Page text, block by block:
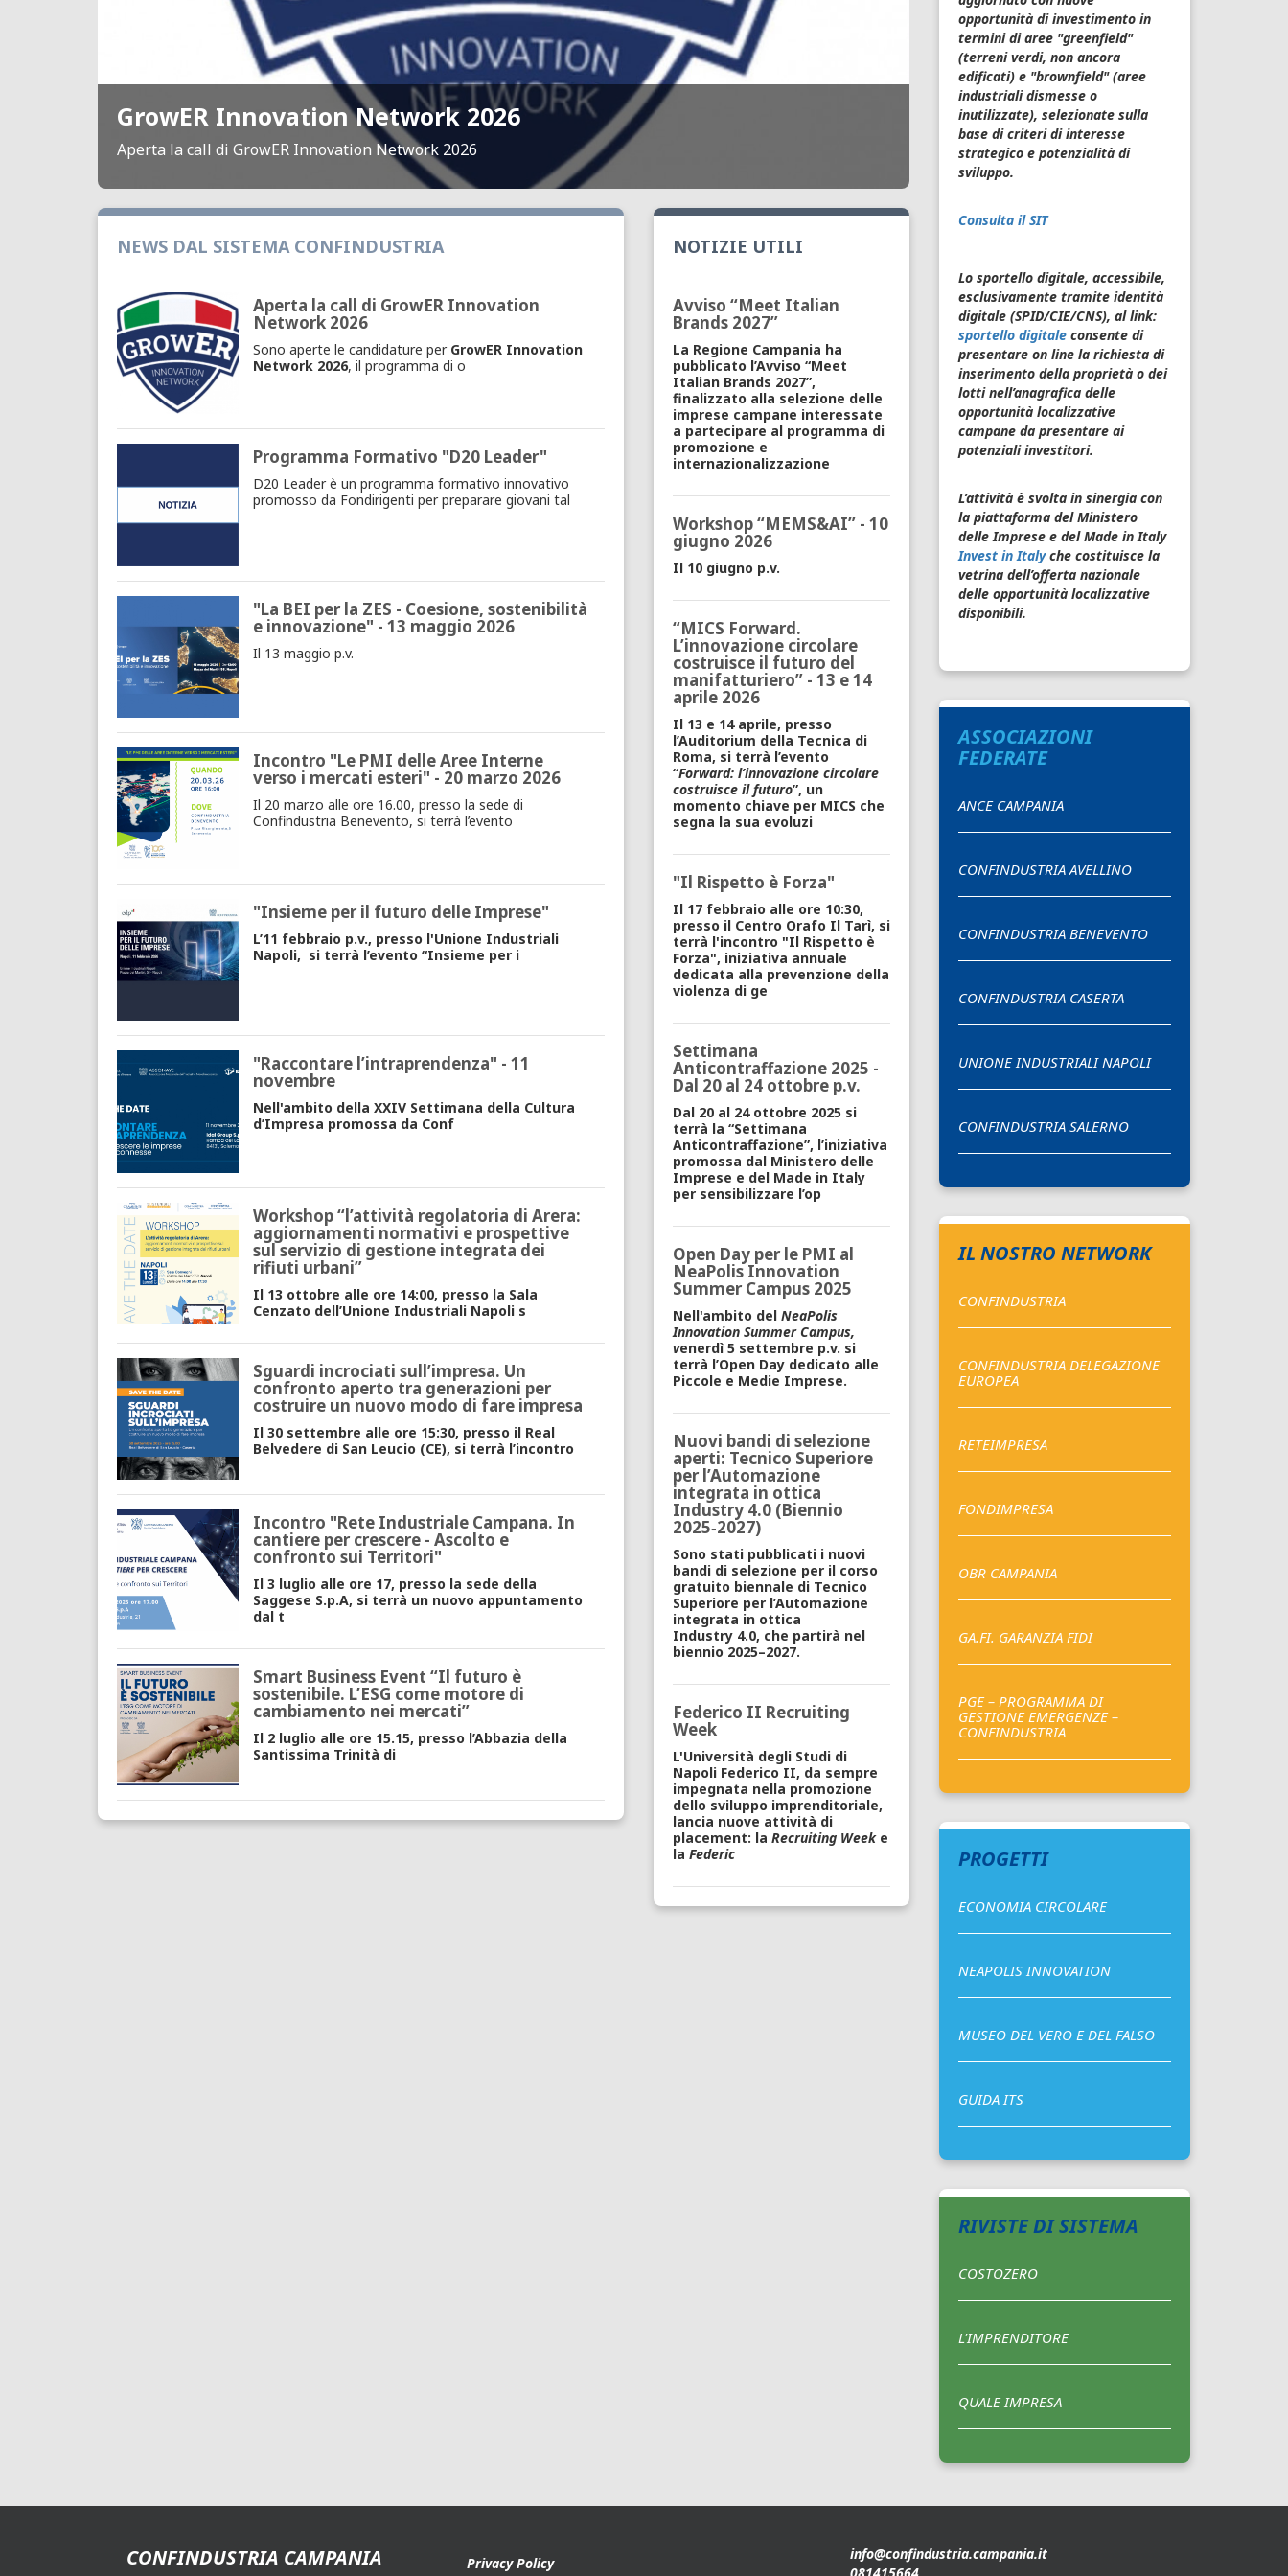
GrowER Innovation Network 2026
Aperta la call di GrowER Innovation Network 2026 Confindustria Campania
NEWS DAL SISTEMA CONFINDUSTRIA
Aperta la call di GrowER Innovation
Network 2026
Sono aperte le candidature per GrowER Innovation
Network 2026, il programma di o
Programma Formativo "D20 Leader"
D20 Leader è un programma formativo innovativo
promosso da Fondirigenti per preparare giovani tal
"La BEI per la ZES - Coesione, sostenibilità
e innovazione" - 13 maggio 2026
Il 13 maggio p.v.
Incontro "Le PMI delle Aree Interne
verso i mercati esteri" - 20 marzo 2026
Il 20 marzo alle ore 16.00, presso la sede di
Confindustria Benevento, si terrà l’evento
"Insieme per il futuro delle Imprese"
L’11 febbraio p.v., presso l'Unione Industriali
Napoli, si terrà l’evento “Insieme per i
"Raccontare l’intraprendenza" - 11
novembre
Nell'ambito della XXIV Settimana della Cultura
d’Impresa promossa da Conf
Workshop “l’attività regolatoria di Arera:
aggiornamenti normativi e prospettive
sul servizio di gestione integrata dei
rifiuti urbani”
Il 13 ottobre alle ore 14:00, presso la Sala
Cenzato dell’Unione Industriali Napoli s
Sguardi incrociati sull’impresa. Un
confronto aperto tra generazioni per
costruire un nuovo modo di fare impresa
Il 30 settembre alle ore 15:30, presso il Real
Belvedere di San Leucio (CE), si terrà l’incontro
Incontro "Rete Industriale Campana. In
cantiere per crescere - Ascolto e
confronto sui Territori"
Il 3 luglio alle ore 17, presso la sede della
Saggese S.p.A, si terrà un nuovo appuntamento
dal t
Smart Business Event “Il futuro è
sostenibile. L’ESG come motore di
cambiamento nei mercati”
Il 2 luglio alle ore 15.15, presso l’Abbazia della
Santissima Trinità di
NOTIZIE UTILI
Avviso “Meet Italian
Brands 2027”
La Regione Campania ha
pubblicato l’Avviso “Meet
Italian Brands 2027”,
finalizzato alla selezione delle
imprese campane interessate
a partecipare al programma di
promozione e
internazionalizzazione
Workshop “MEMS&AI” - 10
giugno 2026
Il 10 giugno p.v.
“MICS Forward.
L’innovazione circolare
costruisce il futuro del
manifatturiero” - 13 e 14
aprile 2026
Il 13 e 14 aprile, presso
l’Auditorium della Tecnica di
Roma, si terrà l’evento
“Forward: l’innovazione circolare
costruisce il futuro”, un
momento chiave per MICS che
segna la sua evoluzi
"Il Rispetto è Forza"
Il 17 febbraio alle ore 10:30,
presso il Centro Orafo Il Tarì, si
terrà l'incontro "Il Rispetto è
Forza", iniziativa annuale
dedicata alla prevenzione della
violenza di ge
Settimana
Anticontraffazione 2025 -
Dal 20 al 24 ottobre p.v.
Dal 20 al 24 ottobre 2025si
terrà la “Settimana
Anticontraffazione”, l’iniziativa
promossa dal Ministero delle
Imprese e del Made in Italy
per sensibilizzare l’op
Open Day per le PMI al
NeaPolis Innovation
Summer Campus 2025
Nell'ambito del NeaPolis
Innovation Summer Campus,
venerdì 5 settembre p.v. si
terrà l’Open Day dedicato alle
Piccole e Medie Imprese.
Nuovi bandi di selezione
aperti: Tecnico Superiore
per l’Automazione
integrata in ottica
Industry 4.0 (Biennio
2025‑2027)
Sono stati pubblicati i nuovi
bandi di selezione per il corso
gratuito biennale di Tecnico
Superiore per l’Automazione
integrata in ottica
Industry 4.0, che partirà nel
biennio 2025–2027.
Federico II Recruiting
Week
L'Università degli Studi di
Napoli Federico II, da sempre
impegnata nella promozione
dello sviluppo imprenditoriale,
lancia nuove attività di
placement: la Recruiting Weeke
la Federic
opportunità di investimento in
termini di aree "greenfield"
(terreni verdi, non ancora
edificati) e "brownfield" (aree
industriali dismesse o
inutilizzate), selezionate sulla
base di criteri di interesse
strategico e potenzialità di
sviluppo.
Consulta il SIT
Lo sportello digitale, accessibile,
esclusivamente tramite identità
digitale (SPID/CIE/CNS), al link:
sportello digitaleconsente di
presentare on line la richiesta di
inserimento della proprietà o dei
lotti nell’anagrafica delle
opportunità localizzative
campane da presentare ai
potenziali investitori.
L’attività è svolta in sinergia con
la piattaforma del Ministero
delle Imprese e del Made in Italy
Invest in Italyche costituisce la
vetrina dell’offerta nazionale
delle opportunità localizzative
disponibili.
ASSOCIAZIONI
FEDERATE
ANCE CAMPANIA
CONFINDUSTRIA AVELLINO
CONFINDUSTRIA BENEVENTO
CONFINDUSTRIA CASERTA
UNIONE INDUSTRIALI NAPOLI
CONFINDUSTRIA SALERNO
IL NOSTRO NETWORK
CONFINDUSTRIA
CONFINDUSTRIA DELEGAZIONE
EUROPEA
RETEIMPRESA
FONDIMPRESA
OBR CAMPANIA
GA.FI. GARANZIA FIDI
PGE – PROGRAMMA DI
GESTIONE EMERGENZE –
CONFINDUSTRIA
PROGETTI
ECONOMIA CIRCOLARE
NEAPOLIS INNOVATION
MUSEO DEL VERO E DEL FALSO
GUIDA ITS
RIVISTE DI SISTEMA
COSTOZERO
L'IMPRENDITORE
QUALE IMPRESA
CONFINDUSTRIA CAMPANIA Privacy Policy
info@confindustria.campania.it